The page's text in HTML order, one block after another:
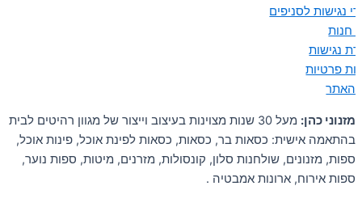
נגישות לסניפים
חנות
נגישות
פרטיות
האתר
מזנוני כהן:
מעל 30 שנות מצוינות בעיצוב וייצור של מגוון רהיטים לבית
בהתאמה אישית: כסאות בר, כסאות, כסאות לפינת אוכל, פינות אוכל,
ספות, מזנונים, שולחנות סלון, קונסולות, מזרנים, מיטות, ספות נוער,
ספות אירוח, ארונות אמבטיה .